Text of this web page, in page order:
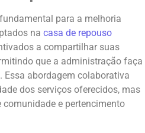
para a melhoria
na casa de repouso
a compartilhar suas
que a administração faça
Essa abordagem colaborativa
dos serviços oferecidos, mas
e pertencimento